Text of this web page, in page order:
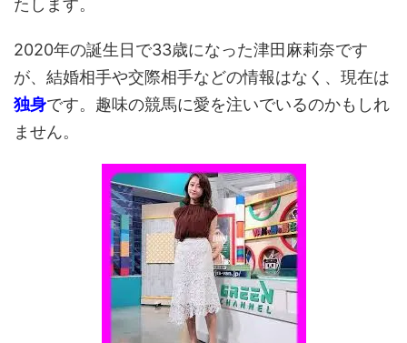
たします。
2020年の誕生日で33歳になった津田麻莉奈です
が、結婚相手や交際相手などの情報はなく、現在は
独身です。趣味の競馬に愛を注いでいるのかもしれ
ません。